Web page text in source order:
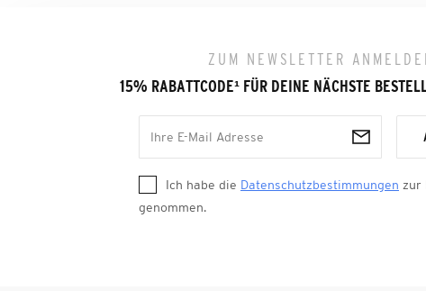
ZUM NEWSLETTER
15% RABATTCODE¹FÜR DEINE NÄCHSTE
Ich habe die Datenschutzbestimmungen zur
genommen.